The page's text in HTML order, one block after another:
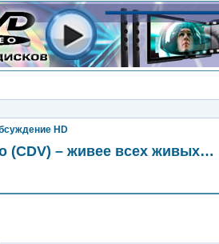
HD
(CDV) – живее всех живых…